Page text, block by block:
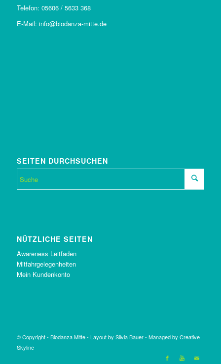
Telefon: 05606 / 5633 368
E-Mail: info@biodanza-mitte.de
SEITEN DURCHSUCHEN
NÜTZLICHE SEITEN
Awareness Leitfaden
Mitfahrgelegenheiten
Mein Kundenkonto
© Copyright - Biodanza Mitte- Layout by Silvia Bauer- Managed by Creative
Skyline